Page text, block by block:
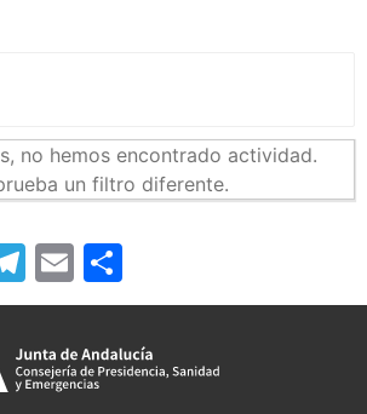
no hemos encontrado actividad.
un filtro diferente.
Telegram
Email